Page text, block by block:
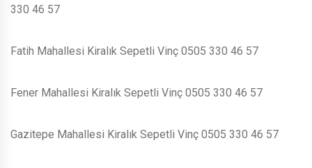
330 46 57
Fatih Mahallesi Kiralık Sepetli Vinç 0505 330 46 57
Fener Mahallesi Kiralık Sepetli Vinç 0505 330 46 57
Gazitepe Mahallesi Kiralık Sepetli Vinç 0505 330 46 57